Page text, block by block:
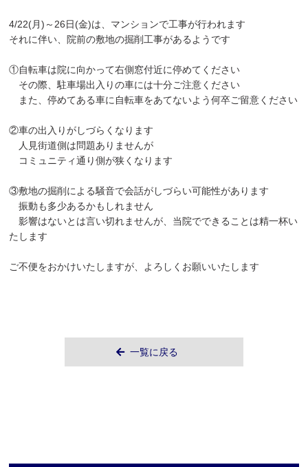
アクセス
4/22(月)～26日(金)は、マンションで工事が行われます
それに伴い、院前の敷地の掘削工事があるようです
①自転車は院に向かって右側窓付近に停めてください
その際、駐車場出入りの車には十分ご注意ください
また、停めてある車に自転車をあてないよう何卒ご留意ください
②車の出入りがしづらくなります
人見街道側は問題ありませんが
コミュニティ通り側が狭くなります
③敷地の掘削による騒音で会話がしづらい可能性があります
振動も多少あるかもしれません
影響はないとは言い切れませんが、当院でできることは精一杯い
たします
ご不便をおかけいたしますが、よろしくお願いいたします
一覧に戻る